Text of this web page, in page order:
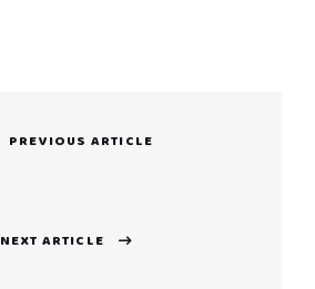
PREVIOUS ARTICLE
NEXT ARTICLE